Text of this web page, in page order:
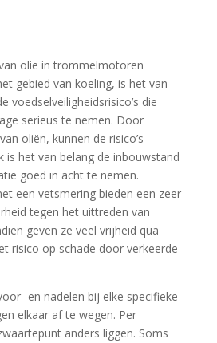
olie in trommelmotoren
gebied van koeling, is het van
voedselveiligheidsrisico’s die
serieus te nemen. Door
oliën, kunnen de risico’s
is het van belang de inbouwstand
goed in acht te nemen.
een vetsmering bieden een zeer
tegen het uittreden van
geven ze veel vrijheid qua
risico op schade door verkeerde
en nadelen bij elke specifieke
elkaar af te wegen. Per
anders liggen. Soms